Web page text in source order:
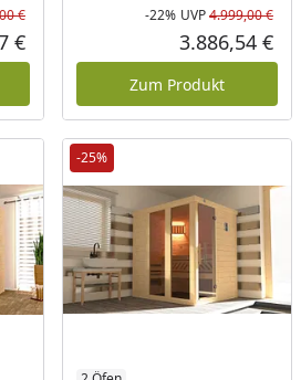
Rabatt in Prozent
Ursprünglicher Preis
€
Aktueller Preis
€
-22% UVP4.999,00 €
3.886,54 €
Zum Produkt
-25%